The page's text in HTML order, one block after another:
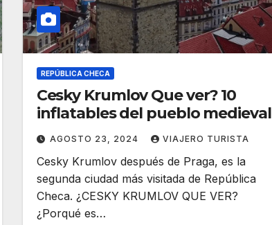
REPÚBLICA CHECA
Cesky Krumlov Que ver? 10
inflatables del pueblo medieval
AGOSTO 23, 2024 VIAJERO TURISTA
Cesky Krumlov después de Praga, es la
segunda ciudad más visitada de República
Checa. ¿CESKY KRUMLOV QUE VER?
¿Porqué es…